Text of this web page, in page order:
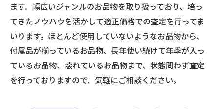
ます。幅広いジャンルのお品物を取り扱っており、培っ
てきたノウハウを活かして適正価格での査定を行ってま
いります。ほとんど使用していないようなお品物から、
付属品が揃っているお品物、長年使い続けて年季が入っ
ているお品物、壊れているお品物まで、状態問わず査定
を行っておりますので、気軽にご相談ください。